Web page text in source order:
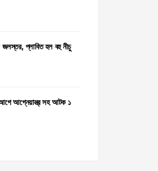
জলস্তর, প্লাবিত হল বহু নীচু
আগে আগ্নেয়াস্ত্র সহ আটক ১